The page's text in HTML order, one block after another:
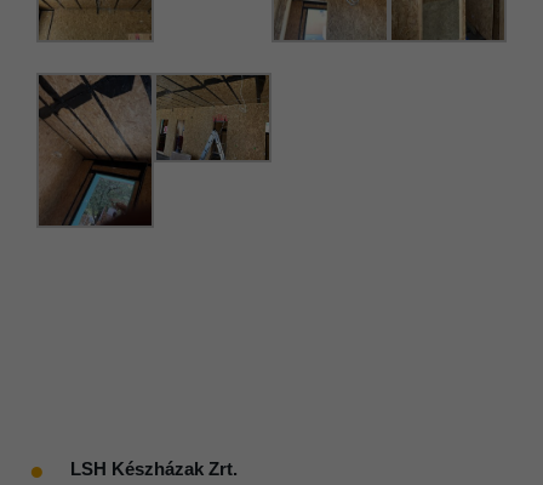
● LSH Készházak Zrt.